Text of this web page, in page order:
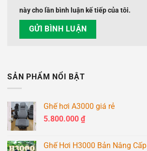
này cho lần bình luận kế tiếp của tôi.
SẢN PHẨM NỔI BẬT
Ghế hơi A3000 giá rẻ
5.800.000 ₫
Ghế Hơi H3000 Bản Nâng Cấp